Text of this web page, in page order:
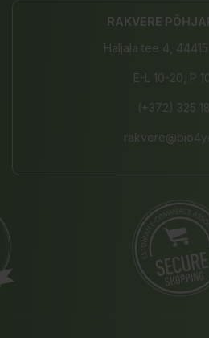
RAKVERE
Haljala tee 4,
E-L 10-20, P
(+372) 325